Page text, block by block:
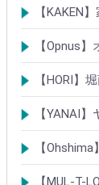
LSシリンダ
錠・ロック
【KAKEN
ベルウェー
ロック製品
【Opnus】
シリンダー
ロック製品
【HORI】
シリンダー
錠・ロック
【YANAI】
Rシリーズ
ロック製品
【
シリンダー
錠・ロック
【MUL-T-